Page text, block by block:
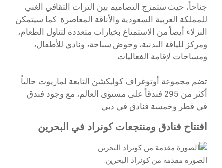
جناحاً، حيث ستمزج التصاميم بين التراث الثقافي الغني
للمملكة العربية السعودية والأناقة المعاصرة. كما سيتمكن
النزلاء أيضاً من الاستمتاع بخيارات متعددة لتناول الطعام،
ومركز للياقة البدنية، وحوض سباحة، ونادي للأطفال،
ومساحات لإقامة الفعاليات.
تضم مجموعة أوتوغراف كوليكشن التابعة لماريوت حالياً
أكثر من 295 فندقاً على مستوى العالم، مع وجود فندق
في قطر وخمسة فنادق في دبي.
افتتاح فنادق ومنتجعات كونراد في البحرين
الصورة مقدمة من كونراد البحرين.